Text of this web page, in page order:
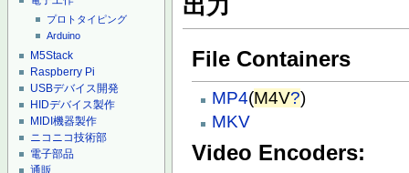
プロトタイピング
Arduino
M5Stack
Raspberry Pi
USBデバイス開発
HIDデバイス製作
MIDI機器製作
ニコニコ技術部
電子部品
通販
出力
File Containers
MP4(M4V?)
MKV
Video Encoders: